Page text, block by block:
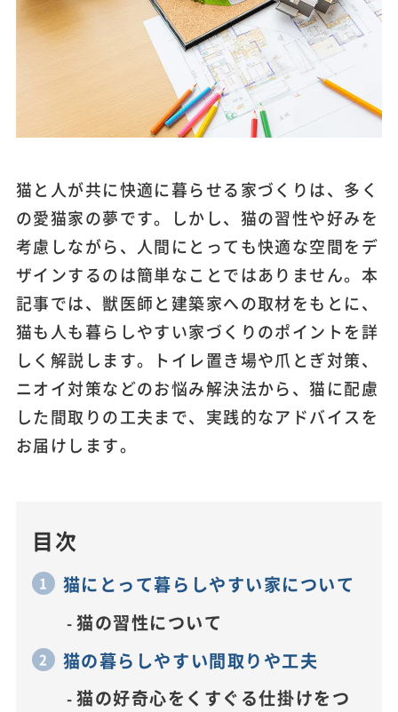
猫と人が共に快適に暮らせる家づくりは、多く
の愛猫家の夢です。しかし、猫の習性や好みを
考慮しながら、人間にとっても快適な空間をデ
ザインするのは簡単なことではありません。本
記事では、獣医師と建築家への取材をもとに、
猫も人も暮らしやすい家づくりのポイントを詳
しく解説します。トイレ置き場や爪とぎ対策、
ニオイ対策などのお悩み解決法から、猫に配慮
した間取りの工夫まで、実践的なアドバイスを
お届けします。
目次
猫にとって暮らしやすい家について
猫の習性について
猫の暮らしやすい間取りや工夫
猫の好奇心をくすぐる仕掛けをつ